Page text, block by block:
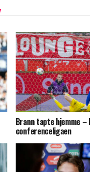
Brann tapte hjemme
conferenceligaen